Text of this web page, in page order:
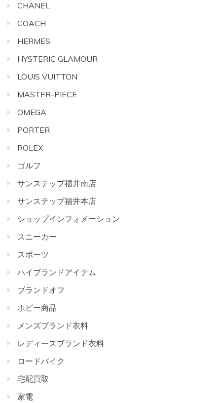
CHANEL
COACH
HERMES
HYSTERIC GLAMOUR
LOUIS VUITTON
MASTER-PIECE
OMEGA
PORTER
ROLEX
ゴルフ
サンステップ福井南店
サンステップ福井本店
ショップインフォメーション
スニーカー
スポーツ
ハイブランドアイテム
ブランドオフ
ホビー商品
メンズブランド衣料
レディースブランド衣料
ロードバイク
宅配買取
家電